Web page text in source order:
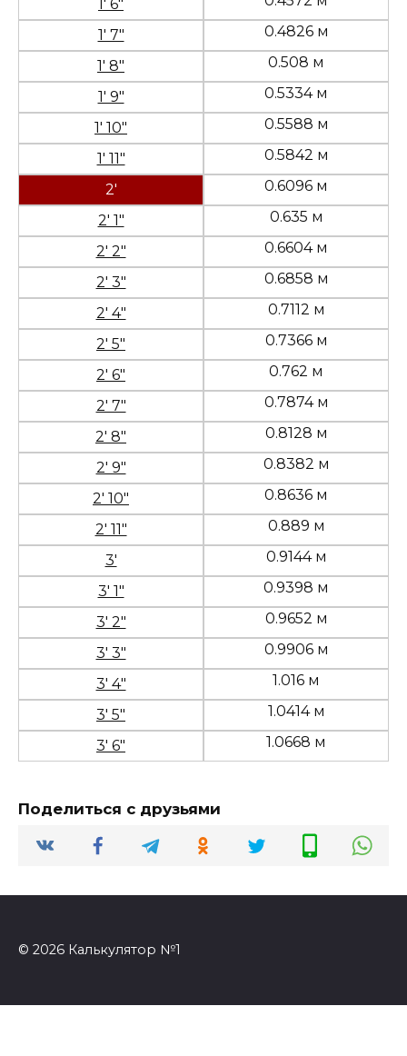
1' 6"
1' 7"
0.4826 м
1' 8"
0.508 м
1' 9"
0.5334 м
1' 10"
0.5588 м
1' 11"
0.5842 м
2'
0.6096 м
2' 1"
0.635 м
2' 2"
0.6604 м
2' 3"
0.6858 м
2' 4"
0.7112 м
2' 5"
0.7366 м
2' 6"
0.762 м
2' 7"
0.7874 м
2' 8"
0.8128 м
2' 9"
0.8382 м
2' 10"
0.8636 м
2' 11"
0.889 м
3'
0.9144 м
3' 1"
0.9398 м
3' 2"
0.9652 м
3' 3"
0.9906 м
3' 4"
1.016 м
3' 5"
1.0414 м
3' 6"
1.0668 м
Поделиться с друзьями
© 2026 Калькулятор №1